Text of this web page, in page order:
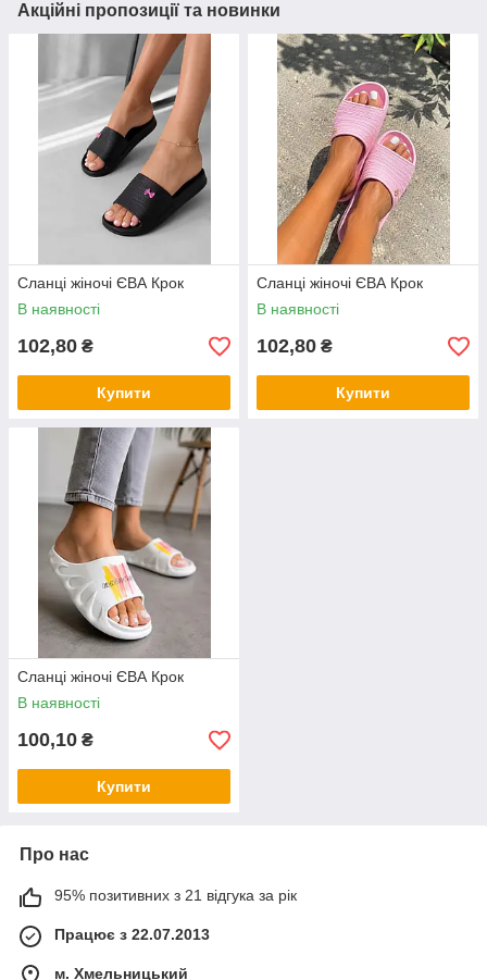
Акційні пропозиції та новинки
Сланці жіночі ЄВА Крок
В наявності
102,80 ₴
Купити
Сланці жіночі ЄВА Крок
В наявності
102,80 ₴
Купити
Сланці жіночі ЄВА Крок
В наявності
100,10 ₴
Купити
Про нас
95% позитивних з 21 відгука за рік
Працює з 22.07.2013
м. Хмельницький